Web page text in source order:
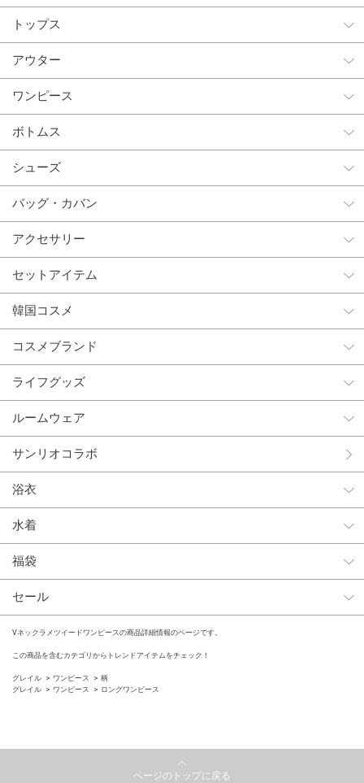
トップス
アウター
ワンピース
ボトムス
シューズ
バッグ・カバン
アクセサリー
セットアイテム
韓国コスメ
コスメブランド
ライフグッズ
ルームウェア
サンリオコラボ
浴衣
水着
福袋
セール
Vネックラメツイードワンピースの商品詳細情報のページです。
この商品を含むカテゴリからトレンドアイテムをチェック！
グレイル ワンピース
柄
グレイル
ワンピース ロングワンピース
ページのトップに戻る